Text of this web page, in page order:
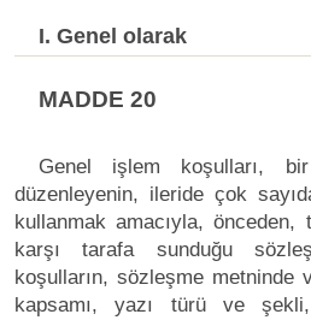
I. Genel olarak
MADDE 20
Genel işlem koşulları, bir
düzenleyenin, ileride çok
kullanmak amacıyla, önceden,
karşı tarafa sunduğu
koşulların, sözleşme metninde
kapsamı, yazı türü ve